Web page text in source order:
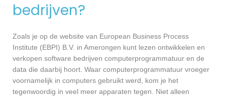
bedrijven?
Zoals je op de website van European Business Process
Institute (EBPI) B.V. in Amerongen kunt lezen ontwikkelen en
verkopen software bedrijven computerprogrammatuur en de
data die daarbij hoort. Waar computerprogrammatuur vroeger
voornamelijk in computers gebruikt werd, kom je het
tegenwoordig in veel meer apparaten tegen. Niet alleen